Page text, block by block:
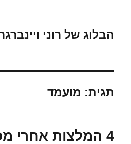
הבלוג של רוני
תגית: מועמד
4 המלצות אחרי